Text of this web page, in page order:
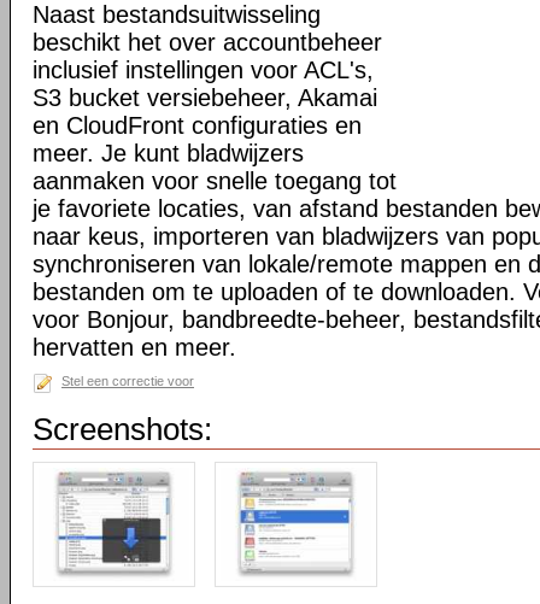
Naast bestandsuitwisseling
beschikt het over accountbeheer
inclusief instellingen voor ACL's,
S3 bucket versiebeheer, Akamai
en CloudFront configuraties en
meer. Je kunt bladwijzers
aanmaken voor snelle toegang tot
je favoriete locaties, van afstand bestanden
naar keus, importeren van bladwijzers van
synchroniseren van lokale/remote mappen en
bestanden om te uploaden of te downloaden.
voor Bonjour, bandbreedte-beheer,
hervatten en meer.
Stel een correctie voor
Screenshots: